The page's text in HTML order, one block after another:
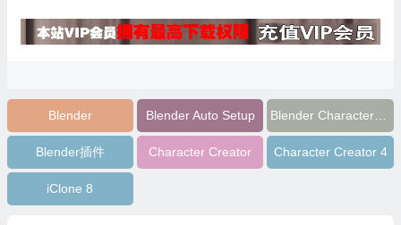
Blender Blender Auto Setup
Blender插件 Character Creator Character Creator 4
iClone 8